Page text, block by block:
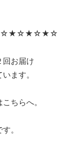
お届け
ます。
ちらへ。
。